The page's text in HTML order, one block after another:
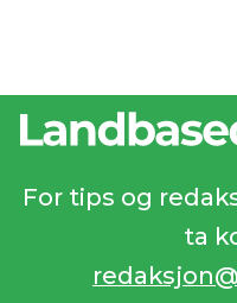
For tips og
ta